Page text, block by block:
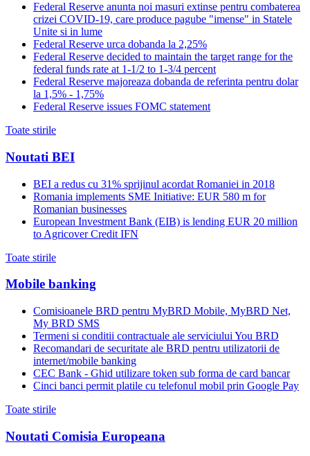
Federal Reserve anunta noi masuri extinse pentru combaterea
crizei COVID-19, care produce pagube "imense" in Statele
Unite si in lume
Federal Reserve urca dobanda la 2,25%
Federal Reserve decided to maintain the target range for the
federal funds rate at 1-1/2 to 1-3/4 percent
Federal Reserve majoreaza dobanda de referinta pentru dolar
la 1,5% - 1,75%
Federal Reserve issues FOMC statement
Toate stirile
Noutati BEI
BEI a redus cu 31% sprijinul acordat Romaniei in 2018
Romania implements SME Initiative: EUR 580 m for
Romanian businesses
European Investment Bank (EIB) is lending EUR 20 million
to Agricover Credit IFN
Toate stirile
Mobile banking
Comisioanele BRD pentru MyBRD Mobile, MyBRD Net,
My BRD SMS
Termeni si conditii contractuale ale serviciului You BRD
Recomandari de securitate ale BRD pentru utilizatorii de
internet/mobile banking
CEC Bank - Ghid utilizare token sub forma de card bancar
Cinci banci permit platile cu telefonul mobil prin Google Pay
Toate stirile
Noutati Comisia Europeana